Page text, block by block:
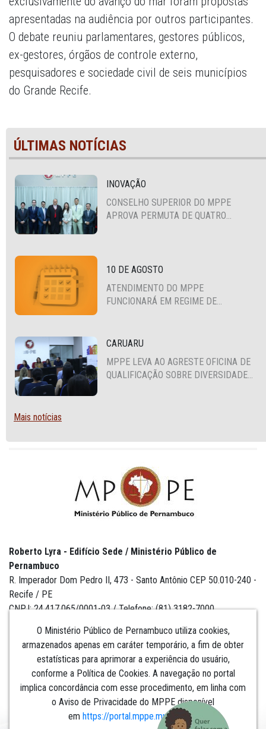
apresentadas na audiência por outros participantes.
O debate reuniu parlamentares, gestores públicos,
ex-gestores, órgãos de controle externo,
pesquisadores e sociedade civil de seis municípios
do Grande Recife.
ÚLTIMAS NOTÍCIAS
INOVAÇÃO
CONSELHO SUPERIOR DO MPPE
APROVA PERMUTA DE QUATRO
10 DE AGOSTO
ATENDIMENTO DO MPPE
FUNCIONARÁ EM REGIME DE
CARUARU
MPPE LEVA AO AGRESTE OFICINA DE
QUALIFICAÇÃO SOBRE DIVERSIDADE
Mais notícias
O Ministério Público de Pernambuco utiliza cookies,
armazenados apenas em caráter temporário, a fim de obter
estatísticas para aprimorar a experiência do usuário,
conforme a Política de Cookies. A navegação no portal
implica concordância com esse procedimento, em linha com
o Aviso de Privacidade do MPPE disponível
em https://portal.mppe.mp.br/lgpd.​​​​​​​
Roberto Lyra - Edifício Sede / Ministério Público de
Pernambuco
R. Imperador Dom Pedro II, 473 - Santo Antônio CEP 50.010-240 -
Recife / PE
CNPJ: 24.417.065/0001-03 / Telefone: (81) 3182-7000
Institucional
Comunicação